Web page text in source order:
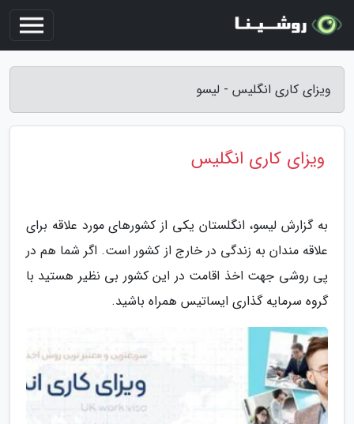
ویزای کاری انگلیس - لیسو
ویزای کاری انگلیس
به گزارش لیسو، انگلستان یکی از کشورهای مورد علاقه برای
علاقه مندان به زندگی در خارج از کشور است. اگر شما هم در
پی روشی جهت اخذ اقامت در این کشور بی نظیر هستید با
گروه سرمایه گذاری ایساتیس همراه باشید.